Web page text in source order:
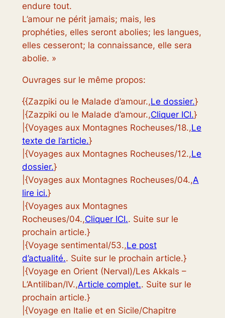
endure tout.
L’amour ne périt jamais; mais, les
prophéties, elles seront abolies; les langues,
elles cesseront; la connaissance, elle sera
abolie. »
Ouvrages sur le même propos:
{{Zazpiki ou le Malade d’amour.,Le dossier.}
|{Zazpiki ou le Malade d’amour.,Cliquer ICI.}
|{Voyages aux Montagnes Rocheuses/18.,Le
texte de l’article.}
|{Voyages aux Montagnes Rocheuses/12.,Le
dossier.}
|{Voyages aux Montagnes Rocheuses/04.,A
lire ici.}
|{Voyages aux Montagnes
Rocheuses/04.,Cliquer ICI.. Suite sur le
prochain article.}
|{Voyage sentimental/53.,Le post
d’actualité.. Suite sur le prochain article.}
|{Voyage en Orient (Nerval)/Les Akkals –
L’Antiliban/IV.,Article complet.. Suite sur le
prochain article.}
|{Voyage en Italie et en Sicile/Chapitre